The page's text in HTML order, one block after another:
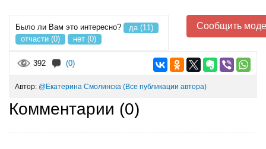
Было ли Вам это интересно?
да (11)
отчасти (0)
нет (0)
Сообщить
392 (0)
Автор: @Екатерина Смолинска (Все публикации автора)
Комментарии (0)